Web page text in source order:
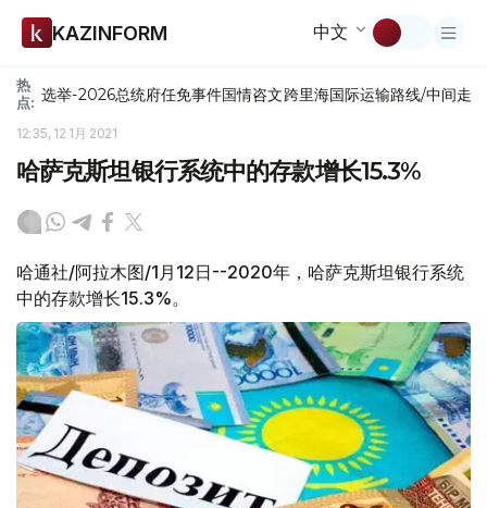
KAZINFORM 中文
热
点: 选举-2026总统府任免事件国情咨文跨里海国际运输路线/中间走廊
12:35, 12 1月 2021
哈萨克斯坦银行系统中的存款增长15.3%
哈通社/阿拉木图/1月12日--2020年，哈萨克斯坦银行系统
中的存款增长15.3%。